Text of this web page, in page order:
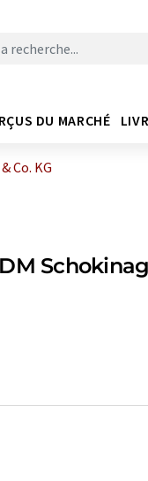
DU MARCHÉ
Co. KG